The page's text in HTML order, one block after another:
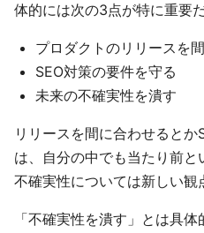
体的には次の3点が特に重要
プロダクトのリリースを
SEO対策の要件を守る
未来の不確実性を潰す
リリースを間に合わせると
は、自分の中でも当たり前と
不確実性については新しい観
「不確実性を潰す」とは具